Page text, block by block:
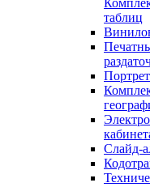
таблиц
Слайд-